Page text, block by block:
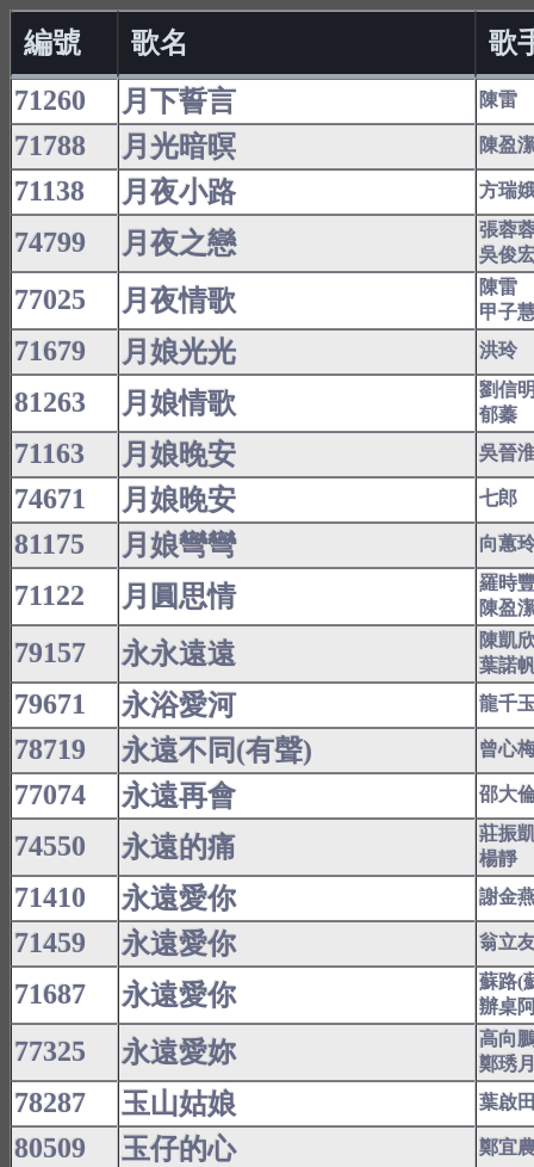
編號 歌名
歌
71260
月下誓言 陳雷
71788 月光暗暝 陳盈
71138 月夜小路 方瑞
74799 月夜之戀
張蓉
吳俊
77025 月夜情歌
陳雷
甲子
71679 月娘光光 洪玲
81263 月娘情歌
劉信
郁蓁
71163 月娘晚安 吳晉
74671 月娘晚安 七郎
81175 月娘彎彎 向蕙
71122 月圓思情
羅時
陳盈
79157 永永遠遠
陳凱
葉諾
79671 永浴愛河 龍千
78719 永遠不同(有聲) 曾心
77074 永遠再會 邵大
74550 永遠的痛
莊振
楊靜
71410 永遠愛你 謝金
71459 永遠愛你 翁立
71687 永遠愛你
蘇路(
辦桌
77325 永遠愛妳
高向
鄭琇
78287 玉山姑娘 葉啟
80509 玉仔的心 鄭宜